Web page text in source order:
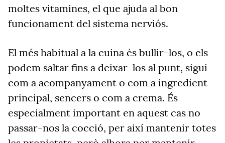
moltes vitamines, el que ajuda al bon
funcionament del sistema nerviós.
El més habitual a la cuina és bullir-los, o els
podem saltar fins a deixar-los al punt, sigui
com a acompanyament o com a ingredient
principal, sencers o com a crema. És
especialment important en aquest cas no
passar-nos la cocció, per així mantenir totes